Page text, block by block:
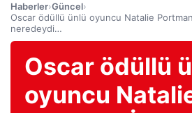
Haberler›Güncel›
Oscar ödüllü ünlü oyuncu Natalie Portman
neredeydi…
Oscar ödüllü
oyuncu